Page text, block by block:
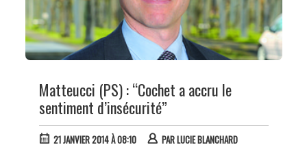
Matteucci (PS) : “Cochet a accru le
sentiment d’insécurité”
21 JANVIER 2014 À 08:10 PARLUCIE BLANCHARD